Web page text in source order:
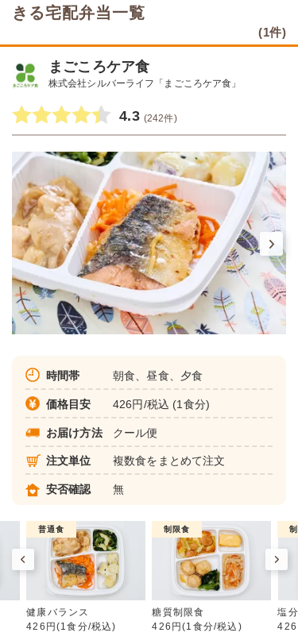
きる宅配弁当一覧
(1件)
まごころケア食
株式会社シルバーライフ「まごころケア食」
4.3 (242件)
時間帯 朝食、昼食、夕食
価格目安 426円/税込 (1食分)
お届け方法 クール便
注文単位 複数食をまとめて注文
安否確認 無
普通食
健康バランス
426円(1食分/税込)
制限食
糖質制限食
426円(1食分/税込)
塩